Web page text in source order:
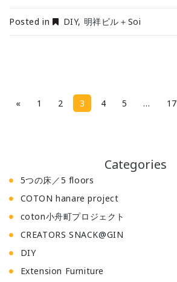
Posted in DIY, 明祥ビル＋Soi
P
s
:
« 1 2 3 4 5 … 17
Categories
5つの床／5 floors
COTON hanare project
coton小舟町プロジェクト
CREATORS SNACK@GIN
DIY
Extension Furniture